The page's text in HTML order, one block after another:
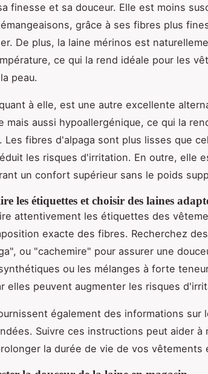
finesse et sa douceur. Elle est moins
grâce à ses fibres plus
De plus, la laine mérinos est
ce qui la rend idéale pour les
peau.
à elle, est une autre excellente
mais aussi hypoallergénique, ce qui la
Les fibres d'alpaga sont plus lisses que
les risques d'irritation. En outre, elle
un confort supérieur sans le poids
les étiquettes et choisir des laines
attentivement les étiquettes des
exacte des fibres. Recherchez
ou "cachemire" pour assurer une
ou les mélanges à forte
elles peuvent augmenter les risques
également des informations sur
Suivre ces instructions peut aider à
la durée de vie de vos vêtements